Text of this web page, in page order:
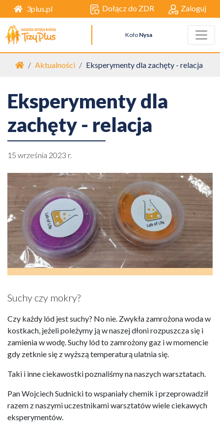
3plus.pl Dołącz do ZDR Zaloguj
Koło Nysa
Strona główna
Aktualności Eksperymenty dla zachęty - relacja
Eksperymenty dla
zachęty - relacja
15 września 2023 r.
Suchy czy mokry?
Czy każdy lód jest suchy? No nie. Zwykła zamrożona woda w
kostkach, jeżeli poleżymy ją w naszej dłoni rozpuszcza się i
zamienia w wodę. Suchy lód to zamrożony gaz i w momencie
gdy zetknie się z wyższą temperaturą ulatnia się.
Taki i inne ciekawostki poznaliśmy na naszych warsztatach.
Pan Wojciech Sudnicki to wspaniały chemik i przeprowadził
razem z naszymi uczestnikami warsztatów wiele ciekawych
eksperymentów.